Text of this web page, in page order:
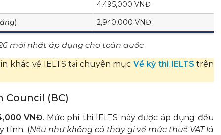
4,495,000 VNĐ
) 2,940,000 VNĐ
mới nhất áp dụng cho toàn quốc
khác về IELTS tại chuyên mụcVề kỳ thi IELTS trên
Council (BC)
VNĐ. Mức phí thi IELTS này được áp dụng đều
tính. (Nếu như không có thay gì về mức thuế VAT là